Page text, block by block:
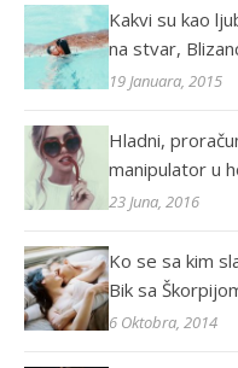
Kakvi su kao
na stvar,
19 Januara, 2015
Hladni,
manipulator u
23 Juna, 2016
Ko se sa kim
Bik sa
6 Oktobra, 2014